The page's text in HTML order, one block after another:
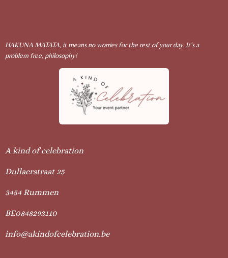
HAKUNA MATATA, it means no worries for the rest of your day. It's a
problem free, philosophy!
A kind of celebration
Dullaerstraat 25
3454 Rummen
BE0848293110
info@akindofcelebration.be